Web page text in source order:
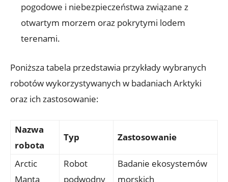
pogodowe⁣ i niebezpieczeństwa związane z⁢
otwartym⁤ morzem oraz⁣ pokrytymi lodem
terenami.
Poniższa tabela przedstawia przykłady wybranych
robotów​ wykorzystywanych w badaniach‌ Arktyki
oraz⁣ ich⁤ zastosowanie:
Nazwa
⁣robota
Typ Zastosowanie
Arctic
Manta
Robot
podwodny
Badanie ekosystemów
morskich